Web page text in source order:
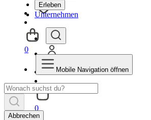
Erleben
Unternehmen
0
0
Mobile Navigation öffnen
Abbrechen